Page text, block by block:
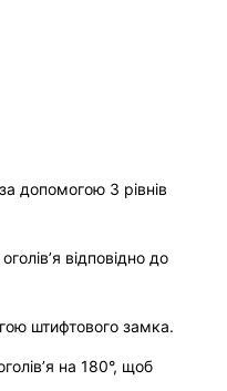
допомогою 3 рівнів
відповідно до
штифтового замка.
на 180°, щоб